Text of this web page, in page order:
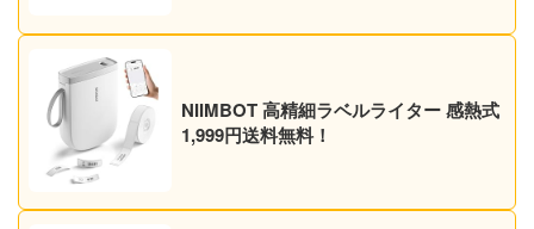
NIIMBOT 高精細ラベルライター 感熱式
1,999円送料無料！